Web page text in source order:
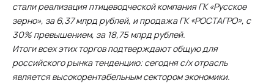
стали реализация птицеводческой компания ГК «Русское
зерно», за 6,37 млрд рублей, и продажа ГК «РОСТАГРО», с
30% превышением, за 18,75 млрд рублей.
Итоги всех этих торгов подтверждают общую для
российского рынка тенденцию: сегодня с/х отрасль
является высокорентабельным сектором экономики.